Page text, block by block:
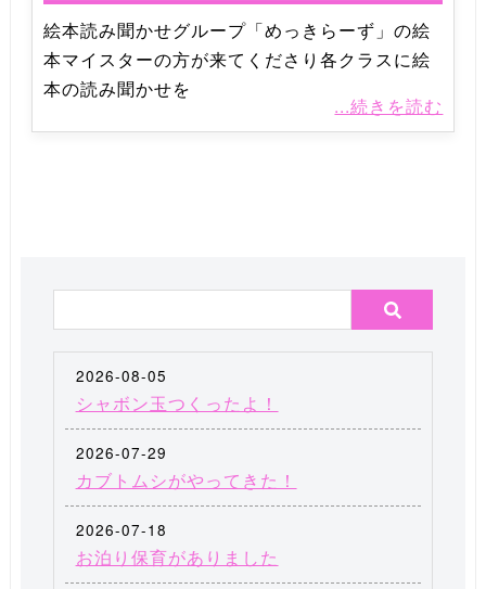
絵本読み聞かせグループ「めっきらーず」の絵
本マイスターの方が来てくださり各クラスに絵
本の読み聞かせを
...続きを読む
2026-08-05
シャボン玉つくったよ！
2026-07-29
カブトムシがやってきた！
2026-07-18
お泊り保育がありました